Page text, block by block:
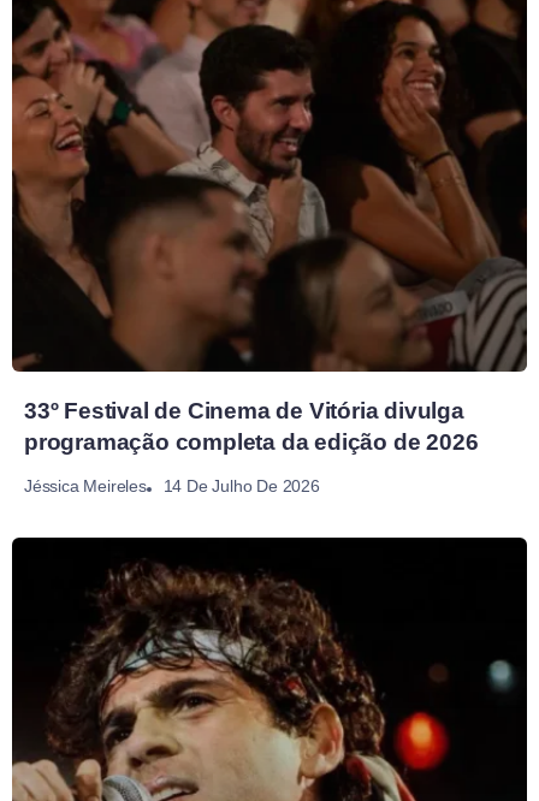
33º Festival de Cinema de Vitória divulga
programação completa da edição de 2026
Jéssica Meireles 14 De Julho De 2026